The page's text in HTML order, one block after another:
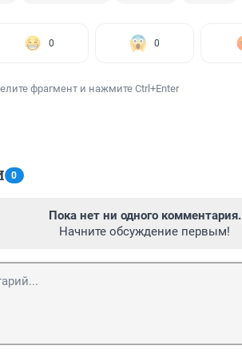
0 0
фрагмент и нажмите Ctrl+Enter
0
Пока нет ни одного комментария.
Начните обсуждение первым!